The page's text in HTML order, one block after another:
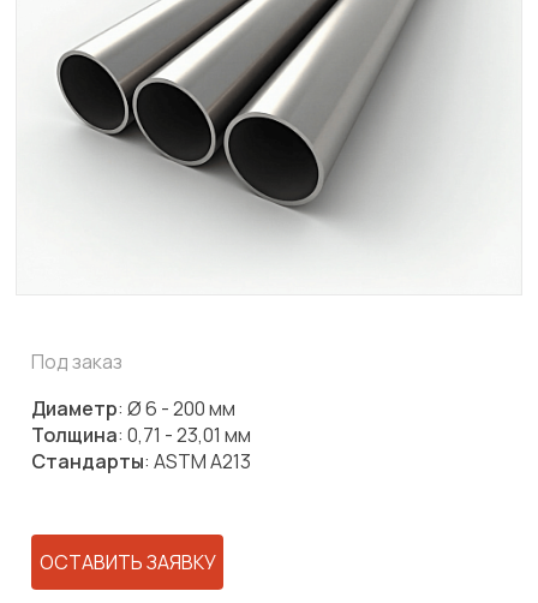
Под заказ
Диаметр: Ø 6 - 200 мм
Толщина: 0,71 - 23,01 мм
Стандарты: ASTM A213
ОСТАВИТЬ ЗАЯВКУ